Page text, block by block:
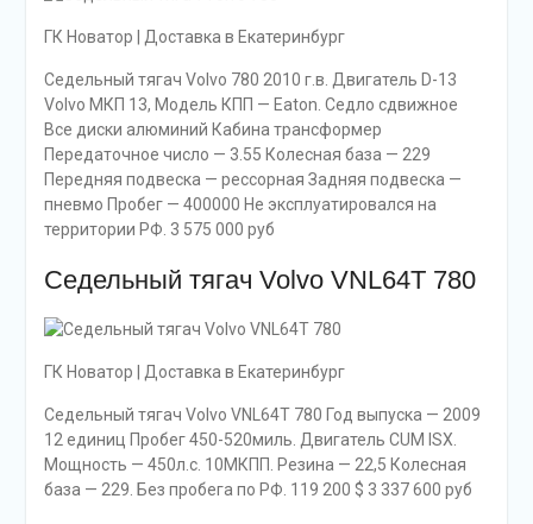
ГК Новатор | Доставка в Екатеринбург
Седельный тягач Volvo 780 2010 г.в. Двигатель D-13
Volvo МКП 13, Модель КПП — Eaton. Седло сдвижное
Все диски алюминий Кабина трансформер
Передаточное число — 3.55 Колесная база — 229
Передняя подвеска — рессорная Задняя подвеска —
пневмо Пробег — 400000 Не эксплуатировался на
территории РФ. 3 575 000 руб
Седельный тягач Volvo VNL64T 780
ГК Новатор | Доставка в Екатеринбург
Седельный тягач Volvo VNL64T 780 Год выпуска — 2009
12 единиц Пробег 450-520миль. Двигатель CUM ISХ.
Мощность — 450л.с. 10МКПП. Резина — 22,5 Колесная
база — 229. Без пробега по РФ. 119 200 $ 3 337 600 руб